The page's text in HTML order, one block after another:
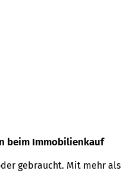
beim Immobilienkauf
gebraucht. Mit mehr als